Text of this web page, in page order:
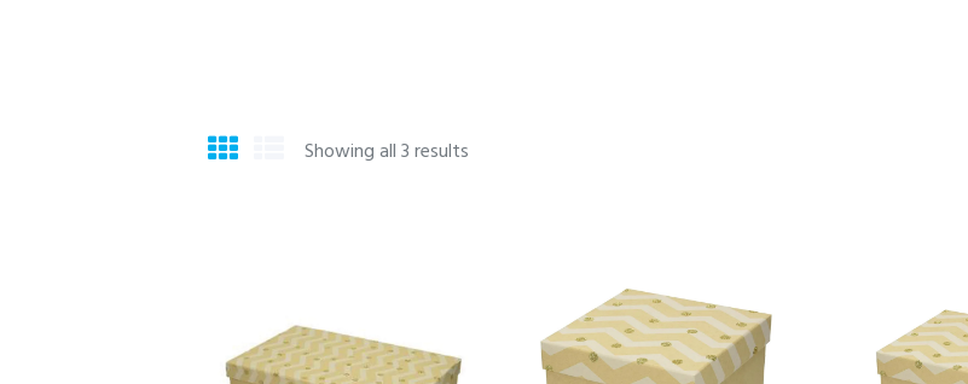
Showing all 3 results